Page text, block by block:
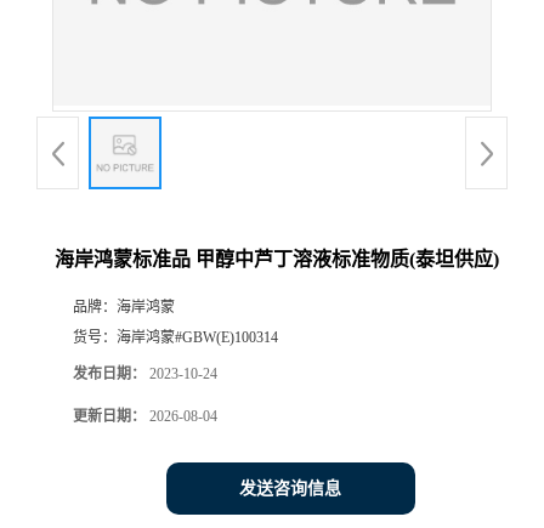
海岸鸿蒙标准品 甲醇中芦丁溶液标准物质(泰坦供应)
品牌： 海岸鸿蒙
货号： 海岸鸿蒙#GBW(E)100314
发布日期： 2023-10-24
更新日期： 2026-08-04
发送咨询信息